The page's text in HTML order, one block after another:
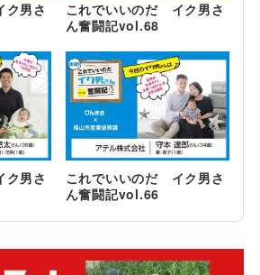
男さ
これでいいのだ イク男さ
ん奮闘記vol.68
男さ
これでいいのだ イク男さ
ん奮闘記vol.66